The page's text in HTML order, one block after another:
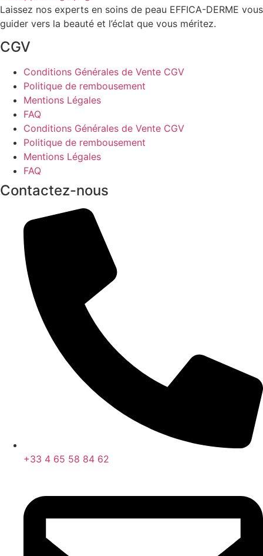
Laissez nos experts en soins de peau EFFICA-DERME vous
guider vers la beauté et l’éclat que vous méritez.
CGV
Conditions Générales de Vente CGV
Politique de rembousement
Mentions Légales
FAQ
Conditions Générales de Vente CGV
Politique de rembousement
Mentions Légales
FAQ
Contactez-nous
+33 4 65 58 84 62